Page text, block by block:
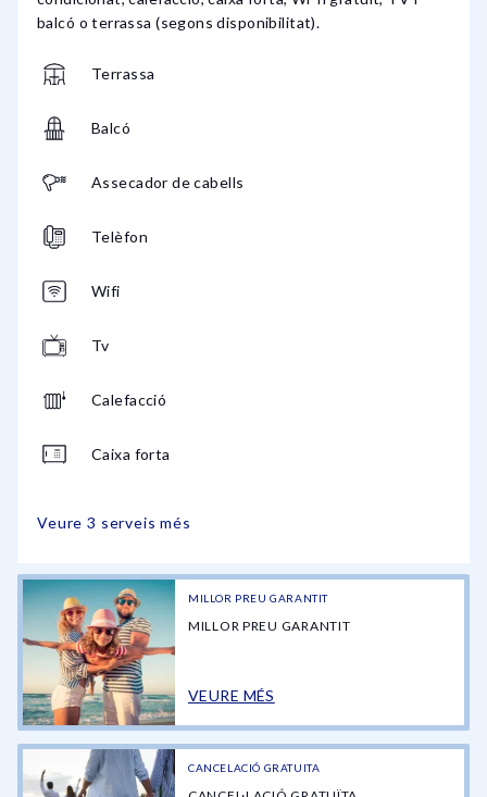
balcó o terrassa (segons disponibilitat).
Terrassa
Balcó
Assecador de cabells
Telèfon
Wifi
Tv
Calefacció
Caixa forta
Veure 3 serveis més
MILLOR PREU GARANTIT
MILLOR PREU GARANTIT
VEURE MÉS
CANCELACIÓ GRATUITA